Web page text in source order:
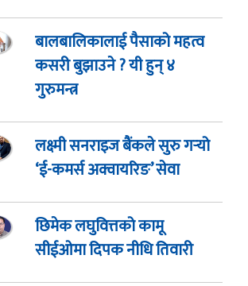
बालबालिकालाई पैसाको महत्व
कसरी बुझाउने ? यी हुन् ४
गुरुमन्त्र
लक्ष्मी सनराइज बैंकले सुरु गर्‍यो
‘ई-कमर्स अक्वायरिङ’ सेवा
छिमेक लघुवित्तको कामू
सीईओमा दिपक नीधि तिवारी